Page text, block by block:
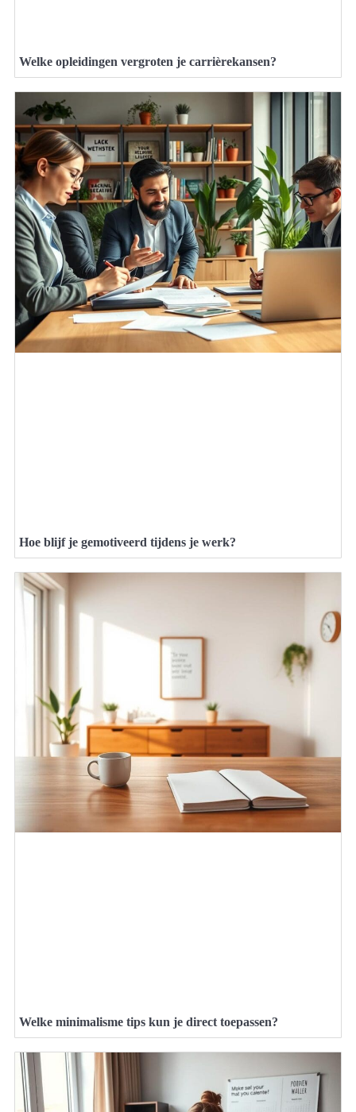
Welke opleidingen vergroten je carrièrekansen?
Hoe blijf je gemotiveerd tijdens je werk?
Welke minimalisme tips kun je direct toepassen?